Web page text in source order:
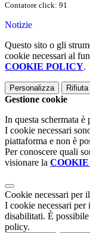
Contatore click: 91
Notizie
Questo sito o gli
cookie necessari al
COOKIE POLICY.
Personalizza
Gestione cookie
In questa schermata
I cookie necessari
piattaforma e non è
Per conoscere quali
visionare la
Cookie necessari per
I cookie necessari per
disabilitati. È
policy.